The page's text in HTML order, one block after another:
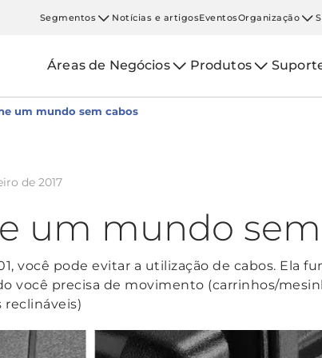
Segmentos Notícias e artigosEventosOrganização
Áreas de Negócios Produtos
um mundo sem cabos
de 2017
um mundo
você pode evitar a utilização de cabos. Ela
você precisa de movimento (carrinhos/